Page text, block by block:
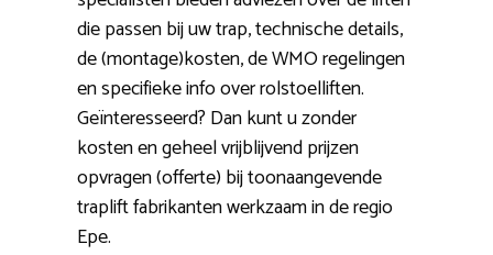
die passen bij uw trap, technische details,
de (montage)kosten, de WMO regelingen
en specifieke info over rolstoelliften.
Geïnteresseerd? Dan kunt u zonder
kosten en geheel vrijblijvend prijzen
opvragen (offerte) bij toonaangevende
traplift fabrikanten werkzaam in de regio
Epe.